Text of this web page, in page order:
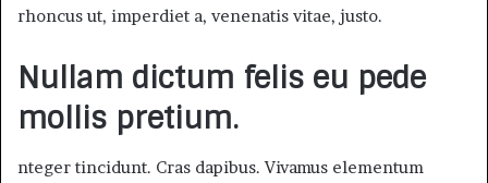
rhoncus ut, imperdiet a, venenatis vitae, justo.
Nullam dictum felis eu pede
mollis pretium.
nteger tincidunt. Cras dapibus. Vivamus elementum